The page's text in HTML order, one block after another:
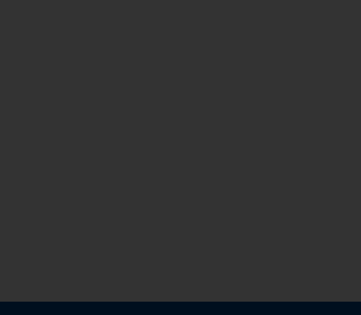
scheda).